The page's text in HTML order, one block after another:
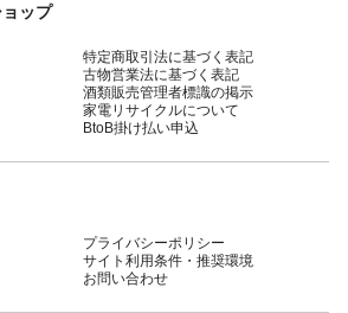
ップ
特定商取引法に基づく表記
古物営業法に基づく表記
酒類販売管理者標識の掲示
家電リサイクルについて
BtoB掛け払い申込
プライバシーポリシー
サイト利用条件・推奨環境
お問い合わせ